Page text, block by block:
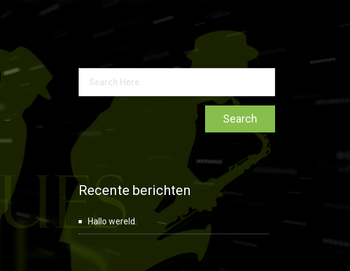
Recente berichten
Hallo wereld.